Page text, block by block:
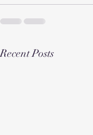
Recent Posts